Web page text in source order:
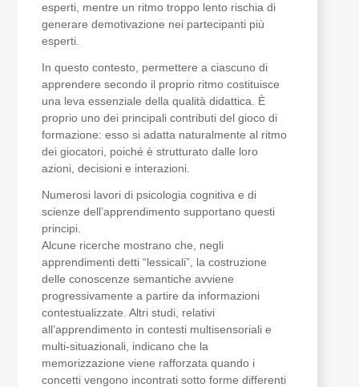
esperti, mentre un ritmo troppo lento rischia di
generare demotivazione nei partecipanti più
esperti.
In questo contesto, permettere a ciascuno di
apprendere secondo il proprio ritmo costituisce
una leva essenziale della qualità didattica. È
proprio uno dei principali contributi del gioco di
formazione: esso si adatta naturalmente al ritmo
dei giocatori, poiché è strutturato dalle loro
azioni, decisioni e interazioni.
Numerosi lavori di psicologia cognitiva e di
scienze dell’apprendimento supportano questi
principi.
Alcune ricerche mostrano che, negli
apprendimenti detti “lessicali”, la costruzione
delle conoscenze semantiche avviene
progressivamente a partire da informazioni
contestualizzate. Altri studi, relativi
all’apprendimento in contesti multisensoriali e
multi-situazionali, indicano che la
memorizzazione viene rafforzata quando i
concetti vengono incontrati sotto forme differenti